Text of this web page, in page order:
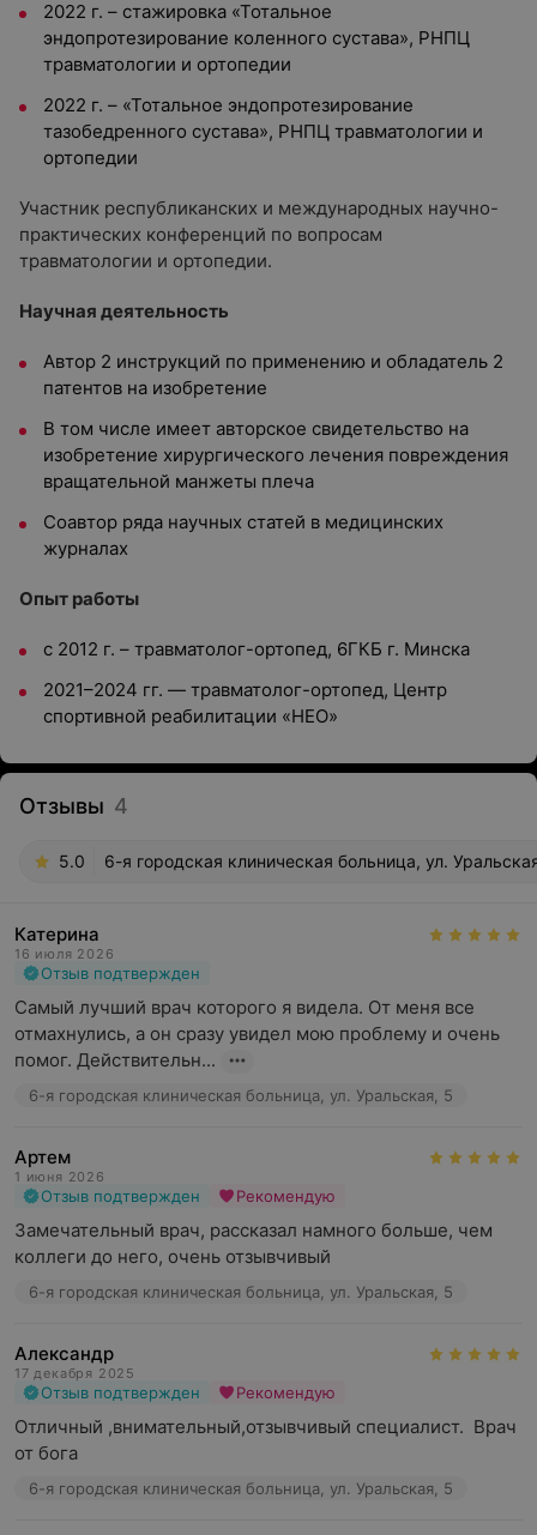
2022 г. – стажировка «Тотальное
эндопротезирование коленного сустава», РНПЦ
травматологии и ортопедии
2022 г. – «Тотальное эндопротезирование
тазобедренного сустава», РНПЦ травматологии и
ортопедии
Участник республиканских и международных научно-
практических конференций по вопросам
травматологии и ортопедии.
Научная деятельность
Автор 2 инструкций по применению и обладатель 2
патентов на изобретение
В том числе имеет авторское свидетельство на
изобретение хирургического лечения повреждения
вращательной манжеты плеча
Соавтор ряда научных статей в медицинских
журналах
Опыт работы
с 2012 г. – травматолог-ортопед, 6ГКБ г. Минска
2021–2024 гг. — травматолог-ортопед, Центр
спортивной реабилитации «НЕО»
Отзывы 4
5.0 6-я городская клиническая больница, ул.
Катерина
16 июля 2026
Отзыв подтвержден
Самый лучший врач которого я видела. От меня все
отмахнулись, а он сразу увидел мою проблему и очень
помог. Действительн...
6-я городская клиническая больница, ул. Уральская, 5
Артем
1 июня 2026
Отзыв подтвержден Рекомендую
Замечательный врач, рассказал намного больше, чем
коллеги до него, очень отзывчивый
6-я городская клиническая больница, ул. Уральская, 5
Александр
17 декабря 2025
Отзыв подтвержден Рекомендую
Отличный ,внимательный,отзывчивый специалист.  Врач
от бога
6-я городская клиническая больница, ул. Уральская, 5